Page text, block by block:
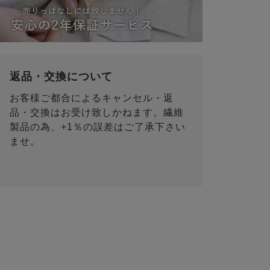
返品・交換について
お客様ご都合によるキャンセル・返
品・交換はお受け致しかねます。繊維
製品の為、+1％の誤差はご了承下さい
ませ。